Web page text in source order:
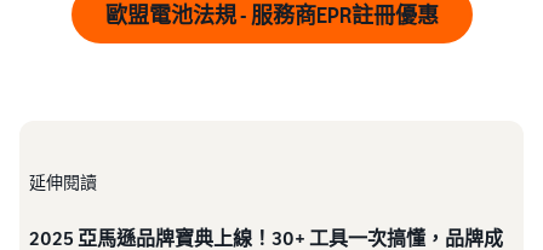
歐盟電池法規 - 服務商EPR註冊優惠
延伸閱讀
2025 亞馬遜品牌寶典上線！30+ 工具一次搞懂，品牌成